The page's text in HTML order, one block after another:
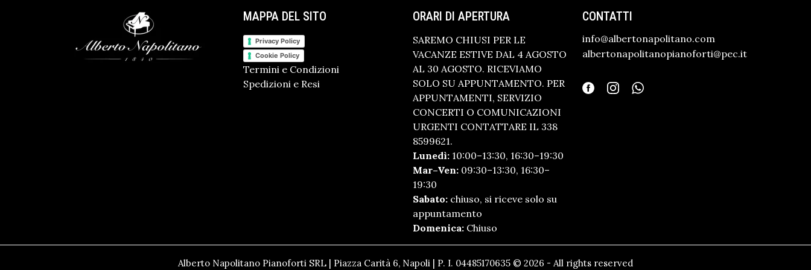
MAPPA DEL SITO
Privacy Policy
Cookie Policy
Termini e Condizioni
Spedizioni e Resi
ORARI DI APERTURA
SAREMO CHIUSI PER LE
VACANZE ESTIVE DAL 4 AGOSTO
AL 30 AGOSTO. RICEVIAMO
SOLO SU APPUNTAMENTO. PER
APPUNTAMENTI, SERVIZIO
CONCERTI O COMUNICAZIONI
URGENTI CONTATTARE IL 338
8599621.
Lunedì: 10:00–13:30, 16:30–19:30
Mar–Ven: 09:30–13:30, 16:30–
19:30
Sabato: chiuso, si riceve solo su
appuntamento
Domenica: Chiuso
CONTATTI
info@albertonapolitano.com
albertonapolitanopianoforti@pec.it
Alberto Napolitano Pianoforti SRL | Piazza Carità 6, Napoli | P. I. 04485170635 © 2026 - All rights reserved